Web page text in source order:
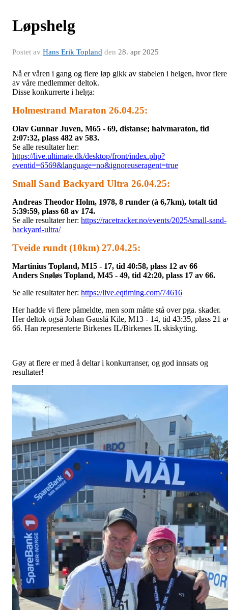
Løpshelg
Postet av Hans Erik Topland den 28. apr 2025
Nå er våren i gang og flere løp gikk av stabelen i helgen, hvor flere
av våre medlemmer deltok.
Disse konkurrerte i helga:
Holmestrand Maraton 26.04.25:
Olav Gunnar Juven, M65 - 69, distanse; halvmaraton, tid
2:07:32, plass 482 av 583.
Se alle resultater her:
https://live.ultimate.dk/desktop/front/index.php?
eventid=6569&language=no&ignoreuseragent=true
Small Sand Backyard Ultra 26.04.25:
Andreas Theodor Holm, 1978, 8 runder (à 6,7km), totalt tid
5:39:59, plass 68 av 174.
Se alle resultater her: https://racetracker.no/events/2025/small-sand-
backyard-ultra/
Tveide rundt (10km) 27.04.25:
Martinius Topland, M15 - 17, tid 40:58, plass 12 av 66
Anders Snøløs Topland, M45 - 49, tid 42:20, plass 17 av 66.
Se alle resultater her: https://live.eqtiming.com/74616
Her hadde vi flere påmeldte, men som måtte stå over pga. skader.
Her deltok også Johan Gauslå Kile, M13 - 14, tid 43:35, plass 21
66. Han representerte Birkenes IL/Birkenes IL skiskyting.
Gøy at flere er med å deltar i konkurranser, og god innsats og
resultater!